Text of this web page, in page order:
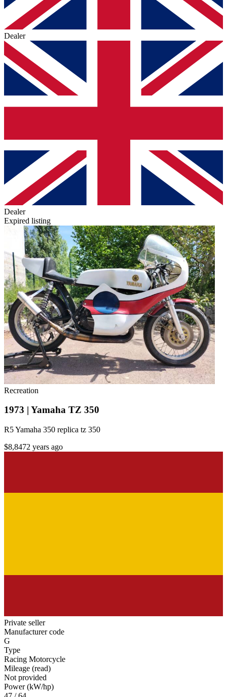
Dealer
Dealer
Expired listing
Recreation
1973 | Yamaha TZ 350
R5 Yamaha 350 replica tz 350
$8,8472 years ago
Private seller
Manufacturer code
G
Type
Racing Motorcycle
Mileage (read)
Not provided
Power (kW/hp)